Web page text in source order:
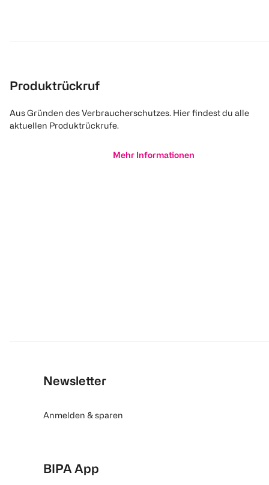
Produktrückruf
Aus Gründen des Verbraucherschutzes. Hier findest du alle
aktuellen Produktrückrufe.
Mehr Informationen
Newsletter
Anmelden & sparen
BIPA App